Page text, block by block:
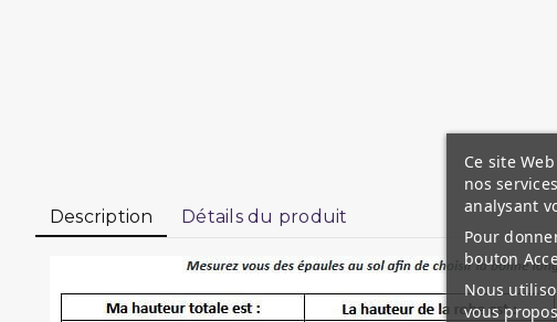
Description Détails du produit
Ce site
nos
analysant
Pour
bouton
Nous
vous